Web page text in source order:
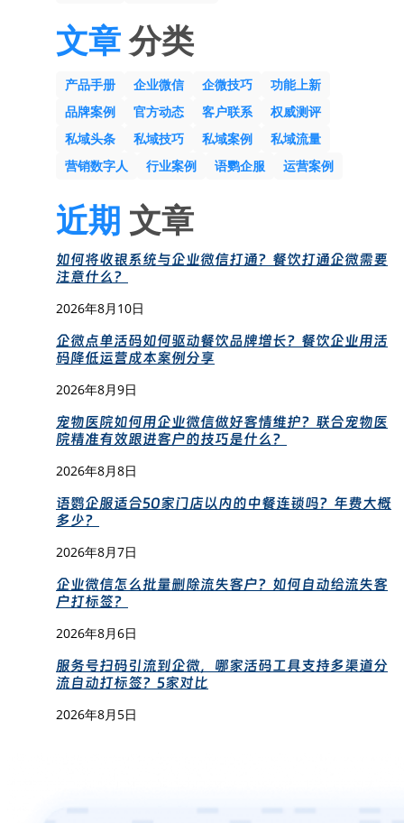
文章分类
产品手册 企业微信 企微技巧
功能上新
品牌案例
官方动态 客户联系
权威测评
私域头条
私域技巧 私域案例
私域流量
营销数字人
行业案例 语鹦企服 运营案例
近期 文章
如何将收银系统与企业微信打通？餐饮打通企微需要
注意什么？
2026年8月10日
企微点单活码如何驱动餐饮品牌增长？餐饮企业用活
码降低运营成本案例分享
2026年8月9日
宠物医院如何用企业微信做好客情维护？联合宠物医
院精准有效跟进客户的技巧是什么？
2026年8月8日
语鹦企服适合50家门店以内的中餐连锁吗？年费大概
多少？
2026年8月7日
企业微信怎么批量删除流失客户？如何自动给流失客
户打标签？
2026年8月6日
服务号扫码引流到企微，哪家活码工具支持多渠道分
流自动打标签？5家对比
2026年8月5日